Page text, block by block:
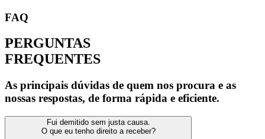
FAQ
PERGUNTAS
FREQUENTES
As principais dúvidas de quem nos procura e as
nossas respostas, de forma rápida e eficiente.
Fui demitido sem justa causa.
O que eu tenho direito a receber?